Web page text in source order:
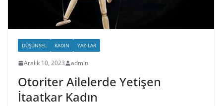
DÜŞÜNSEL KADIN YAZILAR
Aralık 10, 2023 admin
Otoriter Ailelerde Yetişen
İtaatkar Kadın